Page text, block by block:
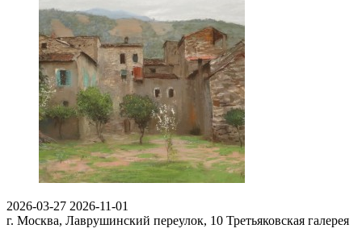
2026-03-27 2026-11-01
г. Москва, Лаврушинский переулок, 10 Третьяковская галерея